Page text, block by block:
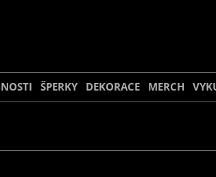
ŠPERKY DEKORACE MERCH